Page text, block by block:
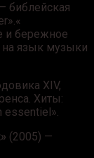
библейская
«
и бережное
язык музыки
XIV,
Хиты:
essentiel».
(2005) —